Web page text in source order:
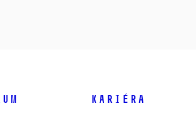
Kariéra